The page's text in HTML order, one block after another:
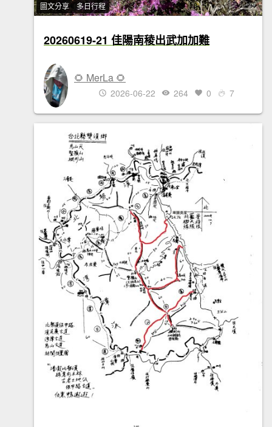
圖文分享 多日行程
20260619-21 佳陽南稜出武加加難
🌻 MerLa 🌻
2026-06-22 264 0 7